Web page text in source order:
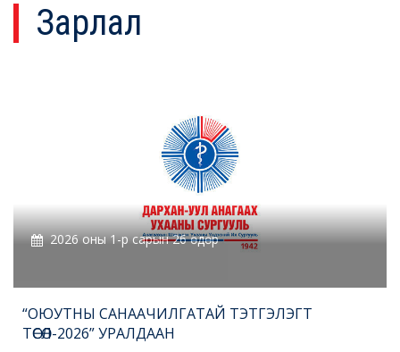
Зарлал
2026 оны 1-р сарын 26 өдөр
“ОЮУТНЫ САНААЧИЛГАТАЙ ТЭТГЭЛЭГТ
ТӨСӨЛ-2026” УРАЛДААН